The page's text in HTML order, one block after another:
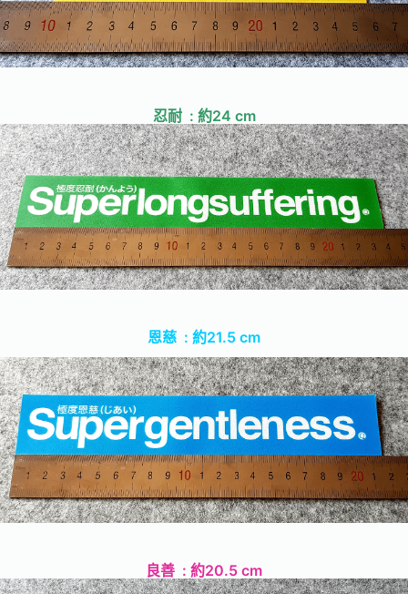
忍耐 : 約24 cm
恩慈 : 約21.5 cm
良善 : 約20.5 cm